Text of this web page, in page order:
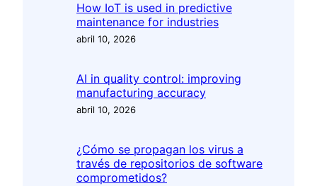
How IoT is used in predictive
maintenance for industries
abril 10, 2026
AI in quality control: improving
manufacturing accuracy
abril 10, 2026
¿Cómo se propagan los virus a
través de repositorios de software
comprometidos?